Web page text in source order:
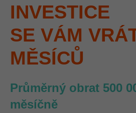
INVESTICE
SE VÁM
MĚSÍCŮ
Průměrný obrat 500
měsíčně